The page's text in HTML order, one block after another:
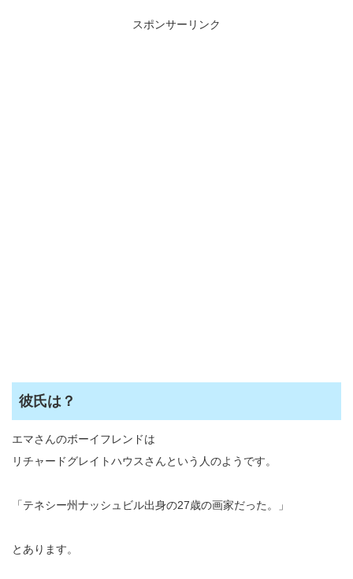
スポンサーリンク
彼氏は？
エマさんのボーイフレンドは
リチャードグレイトハウスさんという人のようです。
「テネシー州ナッシュビル出身の27歳の画家だった。」
とあります。